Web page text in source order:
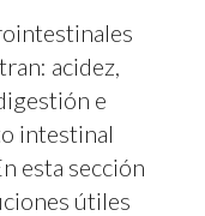
acidez,
e
intestinal
esta sección
útiles